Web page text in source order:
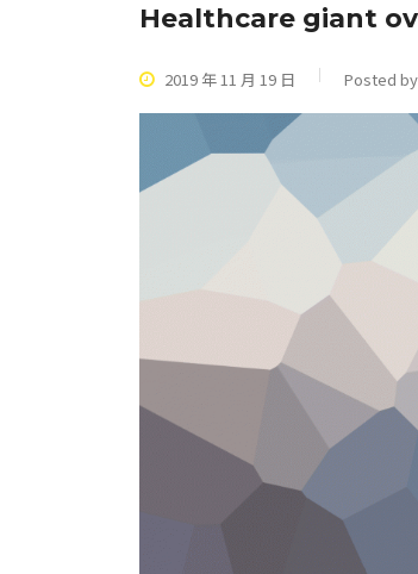
Healthcare giant
2019 年 11 月 19 日 Posted